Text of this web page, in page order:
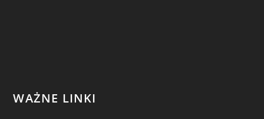
WAŻNE LINKI